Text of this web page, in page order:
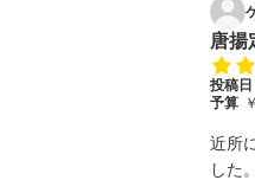
唐揚
投稿日
予算
近所
した